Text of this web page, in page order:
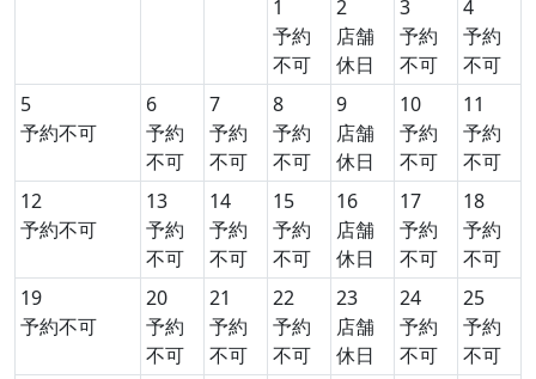
1
予約
不可
2
店舗
休日
3
予約
不可
4
予約
不可
5
予約不可
6
予約
不可
7
予約
不可
8
予約
不可
9
店舗
休日
10
予約
不可
11
予約
不可
12
予約不可
13
予約
不可
14
予約
不可
15
予約
不可
16
店舗
休日
17
予約
不可
18
予約
不可
19
予約不可
20
予約
不可
21
予約
不可
22
予約
不可
23
店舗
休日
24
予約
不可
25
予約
不可